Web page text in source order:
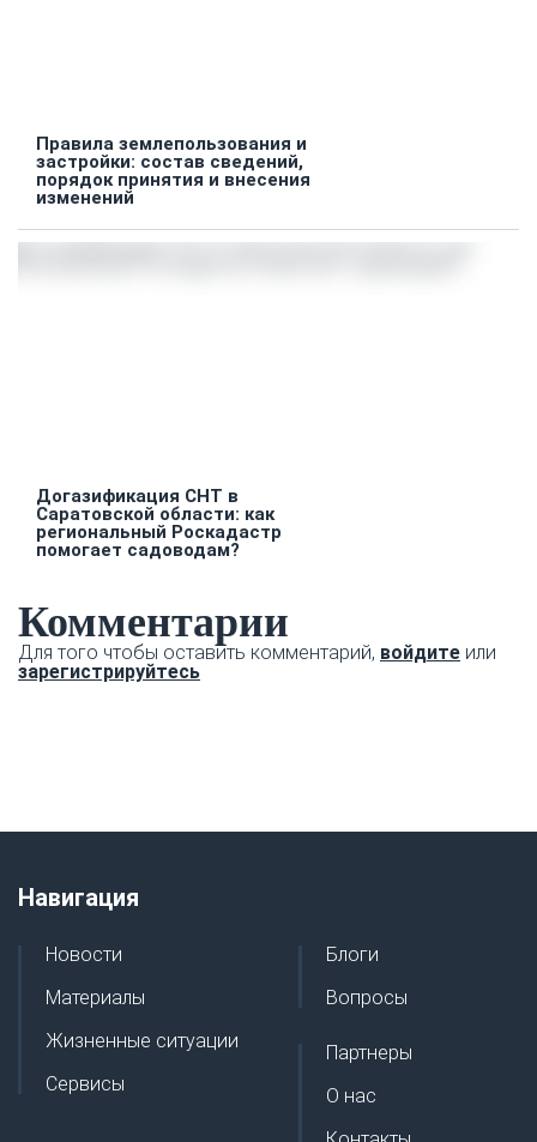
Правила землепользования и
застройки: состав сведений,
порядок принятия и внесения
изменений
Догазификация СНТ в
Саратовской области: как
региональный Роскадастр
помогает садоводам?
Комментарии
Для того чтобы оставить комментарий, войдите или
зарегистрируйтесь
Навигация
Новости
Материалы
Жизненные ситуации
Сервисы
Блоги
Вопросы
Партнеры
О нас